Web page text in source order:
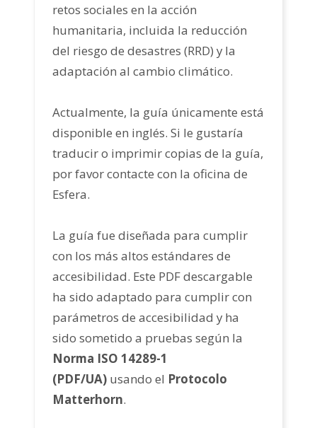
retos sociales en la acción
humanitaria, incluida la reducción
del riesgo de desastres (RRD) y la
adaptación al cambio climático.
Actualmente, la guía únicamente está
disponible en inglés. Si le gustaría
traducir o imprimir copias de la guía,
por favor contacte con la oficina de
Esfera.
La guía fue diseñada para cumplir
con los más altos estándares de
accesibilidad. Este PDF descargable
ha sido adaptado para cumplir con
parámetros de accesibilidad y ha
sido sometido a pruebas según la
Norma ISO 14289-1
(PDF/UA)usando el Protocolo
Matterhorn.